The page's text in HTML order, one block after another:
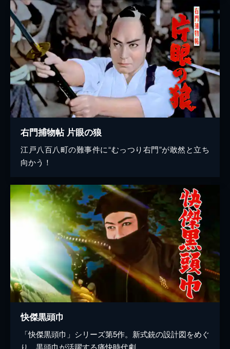
右門捕物帖 片眼の狼
江戸八百八町の難事件に“むっつり右門”が敢然と立ち
向かう！
快傑黒頭巾
「快傑黒頭巾」シリーズ第5作。新式銃の設計図をめぐ
り、黒頭巾が活躍する痛快時代劇